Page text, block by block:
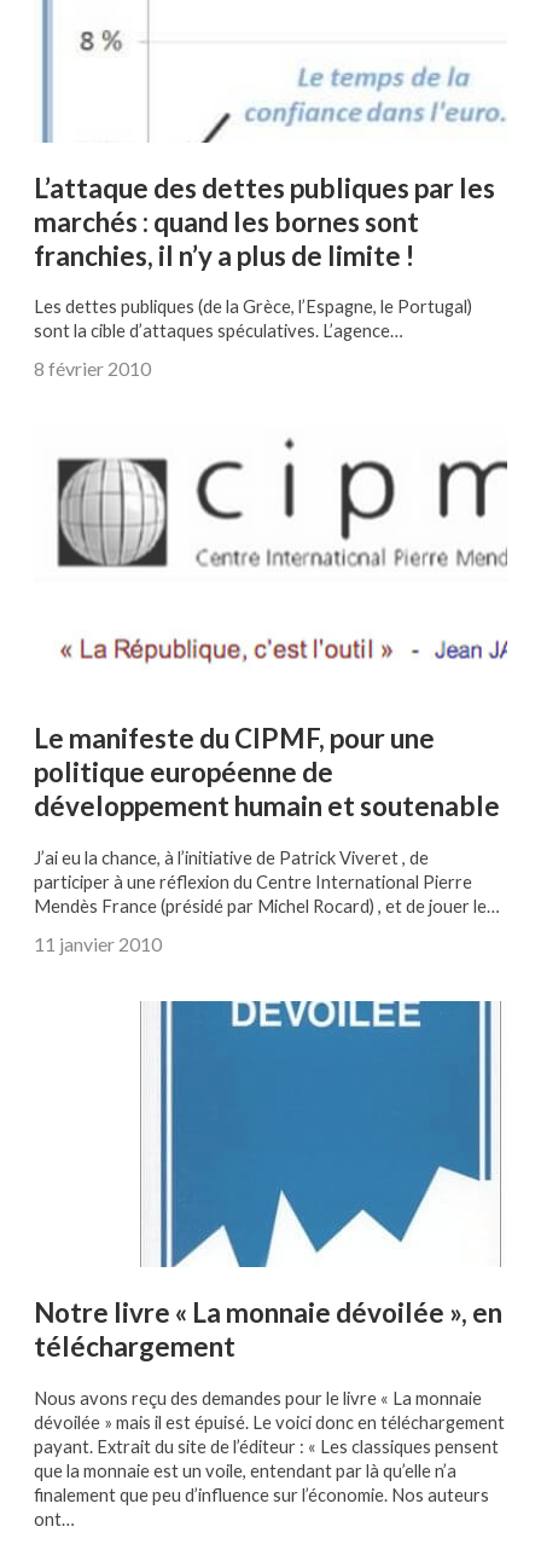
L’attaque des dettes publiques par les
marchés : quand les bornes sont
franchies, il n’y a plus de limite !
Les dettes publiques (de la Grèce, l’Espagne, le Portugal)
sont la cible d’attaques spéculatives. L’agence…
8 février 2010
Le manifeste du CIPMF, pour une
politique européenne de
développement humain et soutenable
J’ai eu la chance, à l’initiative de Patrick Viveret , de
participer à une réflexion du Centre International Pierre
Mendès France (présidé par Michel Rocard) , et de jouer le…
11 janvier 2010
Notre livre « La monnaie dévoilée », en
téléchargement
Nous avons reçu des demandes pour le livre « La monnaie
dévoilée » mais il est épuisé. Le voici donc en téléchargement
payant. Extrait du site de l’éditeur : « Les classiques pensent
que la monnaie est un voile, entendant par là qu’elle n’a
finalement que peu d’influence sur l’économie. Nos auteurs
ont…